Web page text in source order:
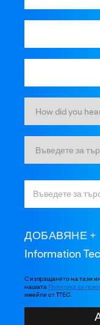
ДОБАВЯНЕ
Information
С изпращането на тази
нашата Политика за
имейли от TTEC.